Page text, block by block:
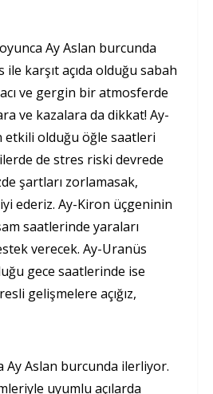
Ay Aslan burcunda
ile karşıt açıda olduğu sabah
ve gergin bir atmosferde
ve kazalara da dikkat! Ay-
etkili olduğu öğle saatleri
de stres riski devrede
şartları zorlamasak,
ederiz. Ay-Kiron üçgeninin
saatlerinde yaraları
verecek. Ay-Uranüs
gece saatlerinde ise
gelişmelere açığız,
Ay Aslan burcunda ilerliyor.
uyumlu açılarda